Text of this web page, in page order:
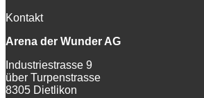
Kontakt
Arena der Wunder AG
Industriestrasse 9
über Turpenstrasse
8305 Dietlikon